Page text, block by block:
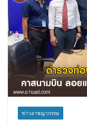
ข่าวอาชญากรรม